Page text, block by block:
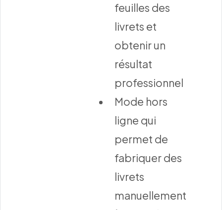
feuilles des
livrets et
obtenir un
résultat
professionnel
Mode hors
ligne qui
permet de
fabriquer des
livrets
manuellement